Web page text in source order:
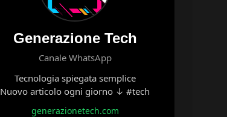
Generazione Tech
Canale WhatsApp
Tecnologia spiegata semplice
Nuovo articolo ogni giorno ↓ #tech
generazionetech.com